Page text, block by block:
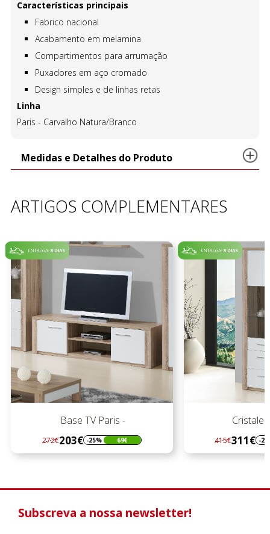
Características principais
Fabrico nacional
Acabamento em melamina
Compartimentos para arrumação
Puxadores em aço cromado
Design simples e de linhas retas
Linha
Paris - Carvalho Natura/Branco
Medidas e Detalhes do Produto
ARTIGOS COMPLEMENTARES
Cristaleira Paris
Regular
preço
415€311€
Preço -25% 104€
Regular
preço
340€253€
Preço -
Subscreva a nossa newsletter!